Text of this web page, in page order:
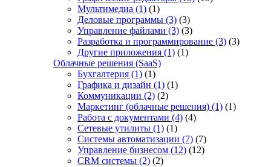
Мультимедиа (1) (1)
Деловые программы (3) (3)
Управление файлами (3) (3)
Разработка и программирование (3) (3)
Другие приложения (1) (1)
Облачные решения (SaaS)
Бухгалтерия (1) (1)
Графика и дизайн (1) (1)
Коммуникации (2) (2)
Маркетинг (облачные решения) (1) (1)
Работа с документами (4) (4)
Сетевые утилиты (1) (1)
Системы автоматизации (7) (7)
Управление бизнесом (12) (12)
CRM системы (2) (2)